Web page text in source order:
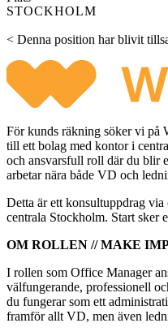
STOCKHOLM
< Denna position har blivit
För kunds räkning söker vi på
till ett bolag med kontor i
och ansvarsfull roll där du blir
arbetar nära både VD och
Detta är ett konsultuppdrag
centrala Stockholm. Start sker
OM ROLLEN // MAKE
I rollen som Office Manager
välfungerande, professionell
du fungerar som ett
framför allt VD, men även